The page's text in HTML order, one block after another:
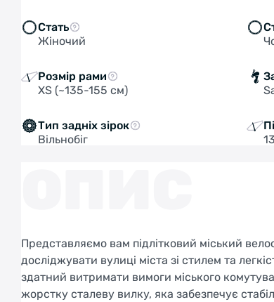
Стать
Жіночий
Розмір рами
XS (~135-155 см)
Тип задніх зірок
Вільнобіг
Представляємо вам підлітковий міський
досліджувати вулиці міста зі стилем та
здатний витримати вимоги міського
жорстку сталеву вилку, яка забезпечує